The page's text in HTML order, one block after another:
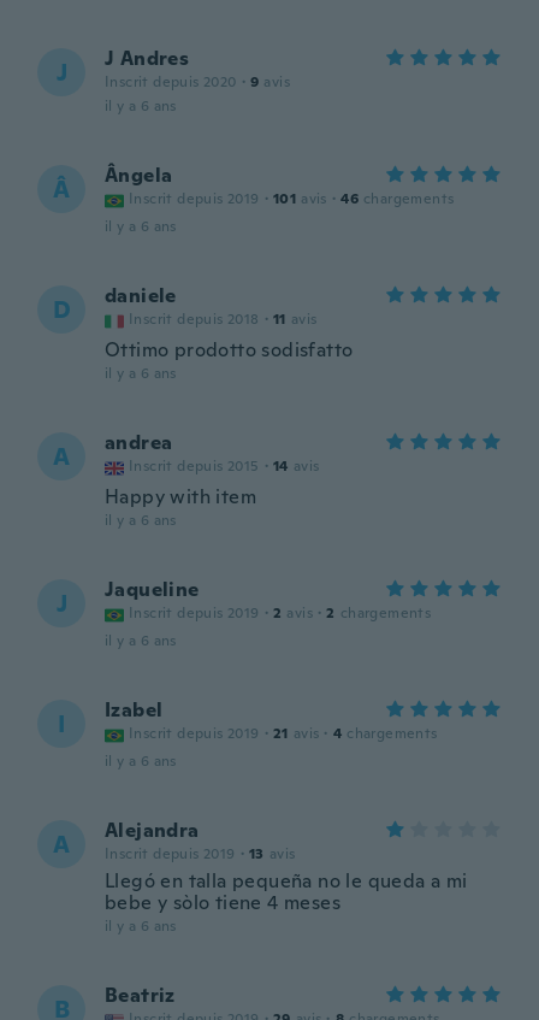
J J Andres
Inscrit depuis 2020 · 9 avis
il y a 6 ans
Â Ângela
Inscrit depuis 2019 · 101 avis · 46 chargements
il y a 6 ans
D daniele
Inscrit depuis 2018 · 11 avis
Ottimo prodotto sodisfatto
il y a 6 ans
A andrea
Inscrit depuis 2015 · 14 avis
Happy with item
il y a 6 ans
J Jaqueline
Inscrit depuis 2019 · 2 avis · 2 chargements
il y a 6 ans
I Izabel
Inscrit depuis 2019 · 21 avis · 4 chargements
il y a 6 ans
A Alejandra
Inscrit depuis 2019 · 13 avis
Llegó en talla pequeña no le queda a mi
bebe y sòlo tiene 4 meses
il y a 6 ans
B Beatriz